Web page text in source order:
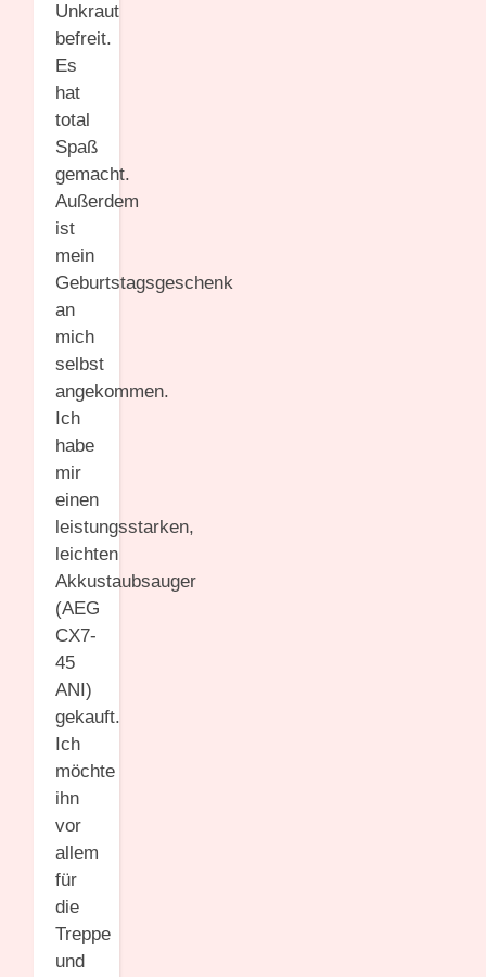
Unkraut
befreit.
Es
hat
total
Spaß
gemacht.
Außerdem
ist
mein
Geburtstagsgeschenk
an
mich
selbst
angekommen.
Ich
habe
mir
einen
leistungsstarken,
leichten
Akkustaubsauger
(AEG
CX7-
45
ANI)
gekauft.
Ich
möchte
ihn
vor
allem
für
die
Treppe
und